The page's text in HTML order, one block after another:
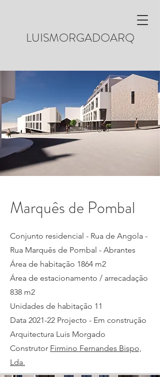
LUISMORGADOARQ
Marquês de Pombal
Conjunto residencial - Rua de Angola -
Rua Marquês de Pombal - Abrantes
Área de habitação 1864 m2
Área de estacionamento / arrecadação
838 m2
Unidades de habitação 11
Data 2021-22 Projecto - Em construção
Arquitectura Luis Morgado
Construtor Firmino Fernandes Bispo,
Lda.